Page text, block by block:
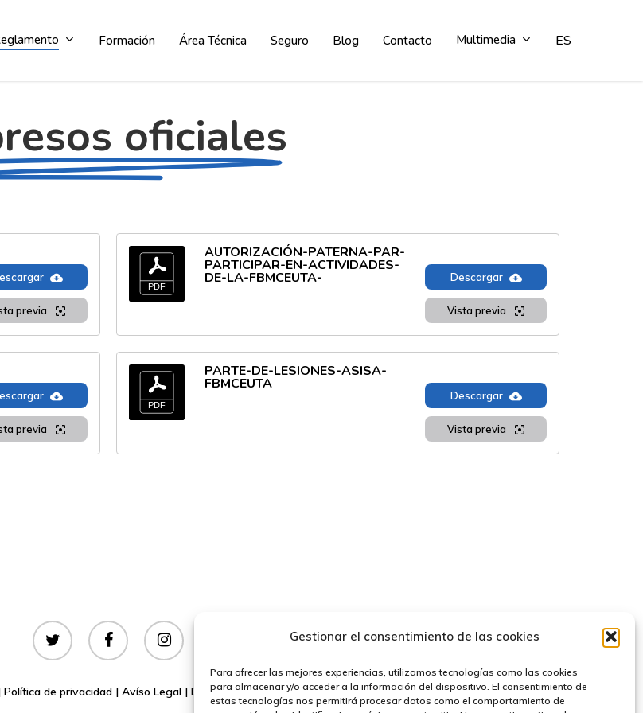
Gestionar el consentimiento de las cookies
Para ofrecer las mejores experiencias, utilizamos tecnologías como las cookies
para almacenar y/o acceder a la información del dispositivo. El consentimiento de
estas tecnologías nos permitirá procesar datos como el comportamiento de
de competición
de apelación
Formación Área Técnica Seguro Blog Contacto Multimedia ES
oficiales
previa
AUTORIZACIÓN-PATERNA-PAR-
PARTICIPAR-EN-ACTIVIDADES-
DE-LA-FBMCEUTA- Descargar
Vista previa
previa
PARTE-DE-LESIONES-ASISA-
FBMCEUTA
Descargar
Vista previa
twitter facebook instagram
Política de privacidad| Avíso Legal| Declaración de Accesibilidad| Desarrollado por TOOOLS.